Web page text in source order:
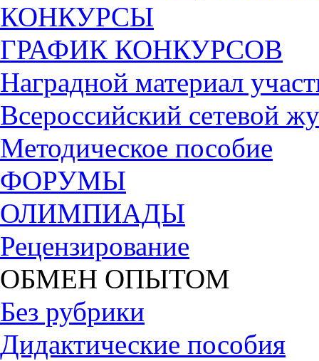
КОНКУРСЫ
ГРАФИК КОНКУРСОВ
Наградной материал
Всероссийский сетевой
Методическое пособие
ФОРУМЫ
ОЛИМПИАДЫ
Рецензирование
ОБМЕН ОПЫТОМ
Без рубрики
Дидактические пособия